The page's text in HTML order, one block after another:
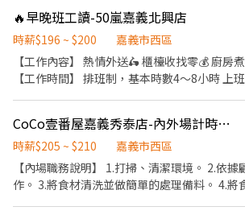
間 ： 11:00-14:00 18:00-22:00(上班時間可另外彈性
福利： 1.免費制服及供餐。 2.員工年度旅遊 3.月休、店休、排休
制。 📌工作內容： 外場：上菜、點餐、收桌、收銀 內場：煮爐/炒
菜、排火鍋料 電話:(05）2911828 地址:嘉義市博愛路二段376號 有
🔥早晚班工讀-50嵐嘉義北興店
時薪$196 ~ $200
嘉義市西區
【工作內容】 熱情外送🛵 櫃檯收找零💰 廚房
【工作時間】 排班制，基本時數4～8小時 上
退、免費員工飲品、生日禮金、三節禮金與中
打烊津貼、特休代金、尾牙
CoCo壹番屋嘉義秀泰店-內外場計時人員
時薪$205 ~ $210
嘉義市西區
【內場職務說明】 1.打掃、清潔環境。 2.依
作。 3.將食材清洗並做簡單的處理備料。 4.將